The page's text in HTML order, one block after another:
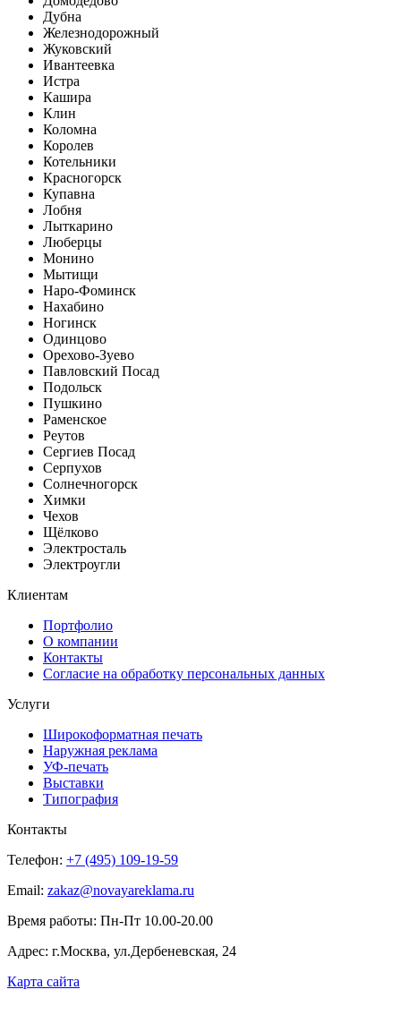
Дубна
Железнодорожный
Жуковский
Ивантеевка
Истра
Кашира
Клин
Коломна
Королев
Котельники
Красногорск
Купавна
Лобня
Лыткарино
Люберцы
Монино
Мытищи
Наро-Фоминск
Нахабино
Ногинск
Одинцово
Орехово-Зуево
Павловский Посад
Подольск
Пушкино
Раменское
Реутов
Сергиев Посад
Серпухов
Солнечногорск
Химки
Чехов
Щёлково
Электросталь
Электроугли
Клиентам
Портфолио
О компании
Контакты
Согласие на обработку персональных данных
Услуги
Широкоформатная печать
Наружная реклама
УФ-печать
Выставки
Типография
Контакты
Телефон: +7 (495) 109-19-59
Email: zakaz@novayareklama.ru
Время работы: Пн-Пт 10.00-20.00
Адрес: г.Москва, ул.Дербеневская, 24
Карта сайта